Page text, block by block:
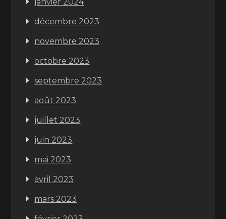
décembre 2023
novembre 2023
octobre 2023
septembre 2023
août 2023
juillet 2023
juin 2023
mai 2023
avril 2023
mars 2023